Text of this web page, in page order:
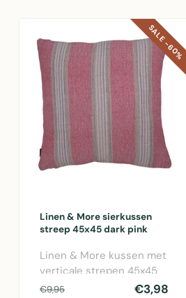
SALE -60%
Linen & More sierkussen
streep 45x45 dark pink
Linen & More kussen met
verticale strepen 45x45
cm in donkerroze.
€9,95 €3,98